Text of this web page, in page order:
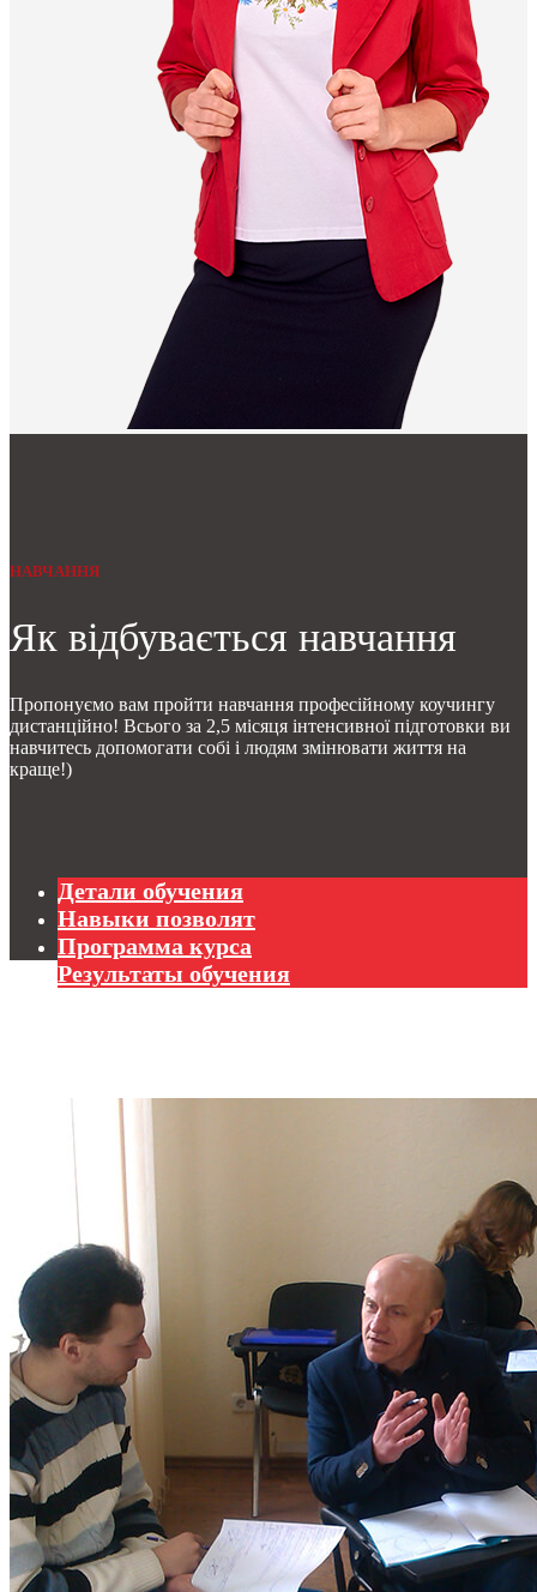
НАВЧАННЯ
Як відбувається навчання
Пропонуємо вам пройти навчання професійному коучингу
дистанційно! Всього за 2,5 місяця інтенсивної підготовки ви
навчитесь допомогати собі і людям змінювати життя на
краще!)
Детали обучения
Навыки позволят
Программа курса
Результаты обучения